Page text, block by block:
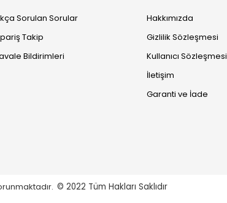
Sorulan Sorular
Takip
Bildirimleri
Hakkımızda
Gizlilik Sözleşmesi
Kullanıcı Sözleşmesi
İletişim
Garanti ve İade
© 2022 Tüm Hakları Saklıdır